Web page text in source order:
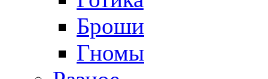
Броши
Гномы